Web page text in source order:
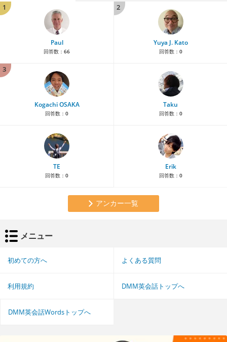
1
Paul
回答数： 66
2
Yuya J. Kato
回答数： 0
3
Kogachi OSAKA
回答数： 0
Taku
回答数： 0
TE
回答数： 0
Erik
回答数： 0
アンカー一覧
メニュー
初めての方へ よくある質問
利用規約 DMM英会話トップへ
DMM英会話Wordsトップへ